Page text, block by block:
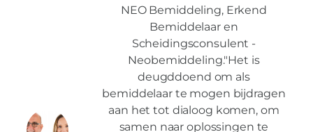
NEO Bemiddeling, Erkend
Bemiddelaar en
Scheidingsconsulent -
Neobemiddeling."Het is
deugddoend om als
bemiddelaar te mogen bijdragen
aan het tot dialoog komen, om
samen naar oplossingen te